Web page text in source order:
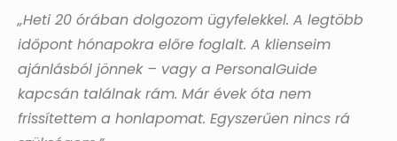
„Heti 20 órában dolgozom ügyfelekkel. A legtöbb
időpont hónapokra előre foglalt. A klienseim
ajánlásból jönnek – vagy a PersonalGuide
kapcsán találnak rám. Már évek óta nem
frissítettem a honlapomat. Egyszerűen nincs rá